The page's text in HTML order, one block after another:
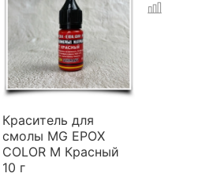
Краситель для
смолы MG EPOX
COLOR M Красный
10 г